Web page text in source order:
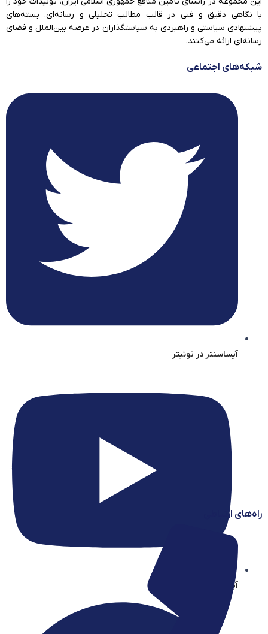
با نگاهی دقیق و فنی در قالب مطالب تحلیلی و رسانه‌ای، بسته‌های
پیشنهادی سیاستی و راهبردی به سیاستگذاران در عرصه بین‌الملل و فضای
رسانه‌ای ارائه می‌کنند.
شبکه‌های اجتماعی
آیساسنتر در توئیتر
آیساسنتر در یوتیوب
راه‌های ارتباطی